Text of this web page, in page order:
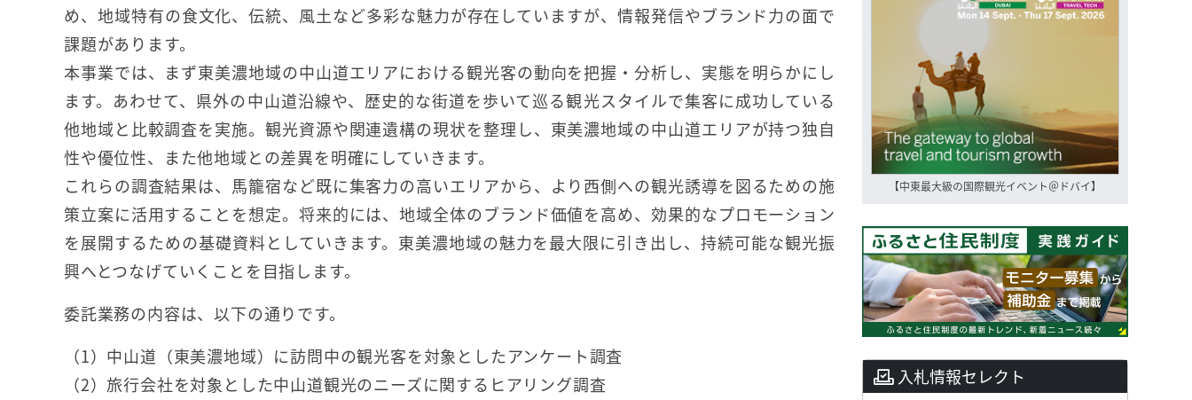
め、地域特有の食文化、伝統、風土など多彩な魅力が存在していますが、情報発信やブランド力の面で
課題があります。
本事業では、まず東美濃地域の中山道エリアにおける観光客の動向を把握・分析し、実態を明らかにし
ます。あわせて、県外の中山道沿線や、歴史的な街道を歩いて巡る観光スタイルで集客に成功している
他地域と比較調査を実施。観光資源や関連遺構の現状を整理し、東美濃地域の中山道エリアが持つ独自
性や優位性、また他地域との差異を明確にしていきます。
これらの調査結果は、馬籠宿など既に集客力の高いエリアから、より西側への観光誘導を図るための施
策立案に活用することを想定。将来的には、地域全体のブランド価値を高め、効果的なプロモーション
を展開するための基礎資料としていきます。東美濃地域の魅力を最大限に引き出し、持続可能な観光振
興へとつなげていくことを目指します。
委託業務の内容は、以下の通りです。
（1）中山道（東美濃地域）に訪問中の観光客を対象としたアンケート調査
（2）旅行会社を対象とした中山道観光のニーズに関するヒアリング調査
【中東最大級の国際観光イベント＠ドバイ】
入札情報セレクト